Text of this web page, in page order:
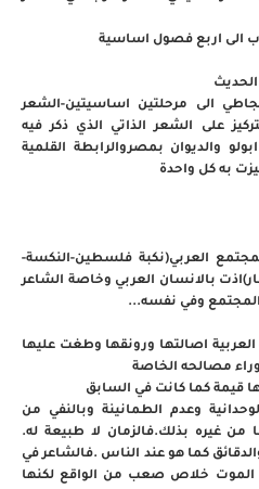
الى اربع فصول اساسية
الى مرحلتين اساسيتين-الشعر
على الشعر الذاتي الذي ذكر فيه
والديوان بمصروالرابطة القلمية
به كل واحدة
العربي(نكبة فلسطين-النكسة-
بالانسان العربي وخاصة الشاعر
وفي نفسه...
العربية اصالتها ورونقها وطغت عليها
مصالحه الخاصة
قيمة كما كانت في السابق
وعدم الطمانينة وبالنفي من
من غيره بذلك.فالزمان لا طبيعة له.
كما هو عند الناس .فالشاعر في
الموت خلاص صعب من الواقع لكنها